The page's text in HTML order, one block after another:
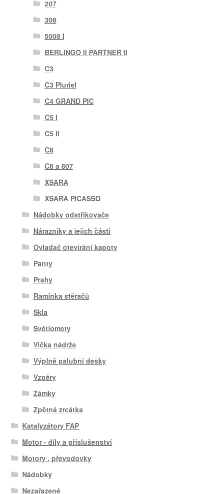
207
308
5008 I
BERLINGO II PARTNER II
C3
C3 Pluriel
C4 GRAND PIC
C5 I
C5 II
C8
C8 a 807
XSARA
XSARA PICASSO
Nádobky odstřikovače
Nárazníky a jejich části
Ovladač otevírání kapoty
Panty
Prahy
Ramínka stěračů
Skla
Světlomety
Víčka nádrže
Výplně palubní desky
Vzpěry
Zámky
Zpětná zrcátka
Katalyzátory FAP
Motor - díly a příslušenství
Motory , převodovky
Nádobky
Nezařazené